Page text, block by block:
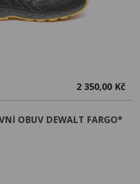
2 350,00 Kč
OBUV DEWALT FARGO*